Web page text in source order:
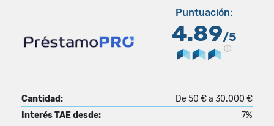
Puntuación:
4.89/5
Cantidad:
De 50 € a 30.000 €
Interés TAE desde:
7%